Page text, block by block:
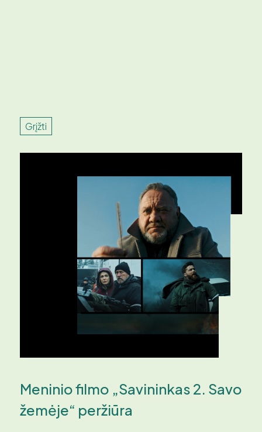
Grįžti
Meninio filmo „Savininkas 2. Savo
žemėje“ peržiūra